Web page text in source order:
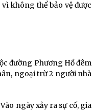
không thể bảo vệ được
đường Phương Hồ đêm
ngoại trừ 2 người nhà
ngày xảy ra sự cố, gia